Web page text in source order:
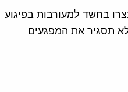
שלושה פלסטינים נעצרו בחשד למעורבות בפיגוע
תסגיר את המפגעים